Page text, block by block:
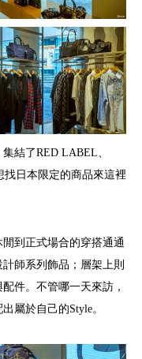
結了RED LABEL、
日本限定的商品來這裡
到正式場合的穿搭通通
師系列飾品；層架上則
件。不管哪一天來訪，
屬於自己的Style。